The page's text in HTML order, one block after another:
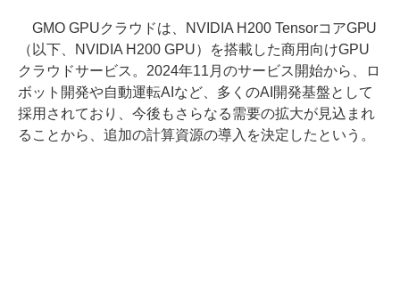
GMO GPUクラウドは、NVIDIA H200 TensorコアGPU
（以下、NVIDIA H200 GPU）を搭載した商用向けGPU
クラウドサービス。2024年11月のサービス開始から、ロ
ボット開発や自動運転AIなど、多くのAI開発基盤として
採用されており、今後もさらなる需要の拡大が見込まれ
ることから、追加の計算資源の導入を決定したという。